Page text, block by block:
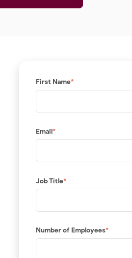
First Name*
Email*
Job Title*
Number of Employees*